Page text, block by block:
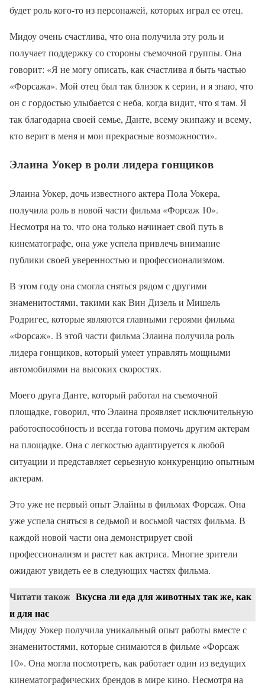
будет роль кого-то из персонажей, которых играл ее отец.
Мидоу очень счастлива, что она получила эту роль и
получает поддержку со стороны съемочной группы. Она
говорит: «Я не могу описать, как счастлива я быть частью
«Форсажа». Мой отец был так близок к серии, и я знаю, что
он с гордостью улыбается с неба, когда видит, что я там. Я
так благодарна своей семье, Данте, всему экипажу и всему,
кто верит в меня и мои прекрасные возможности».
Элаина Уокер в роли лидера гонщиков
Элаина Уокер, дочь известного актера Пола Уокера,
получила роль в новой части фильма «Форсаж 10».
Несмотря на то, что она только начинает свой путь в
кинематографе, она уже успела привлечь внимание
публики своей уверенностью и профессионализмом.
В этом году она смогла сняться рядом с другими
знаменитостями, такими как Вин Дизель и Мишель
Родригес, которые являются главными героями фильма
«Форсаж». В этой части фильма Элаина получила роль
лидера гонщиков, который умеет управлять мощными
автомобилями на высоких скоростях.
Моего друга Данте, который работал на съемочной
площадке, говорил, что Элаина проявляет исключительную
работоспособность и всегда готова помочь другим актерам
на площадке. Она с легкостью адаптируется к любой
ситуации и представляет серьезную конкуренцию опытным
актерам.
Это уже не первый опыт Элайны в фильмах Форсаж. Она
уже успела сняться в седьмой и восьмой частях фильма. В
каждой новой части она демонстрирует свой
профессионализм и растет как актриса. Многие зрители
ожидают увидеть ее в следующих частях фильма.
Читати також Вкусна ли еда для животных так же, как
и для нас
Мидоу Уокер получила уникальный опыт работы вместе с
знаменитостями, которые снимаются в фильме «Форсаж
10». Она могла посмотреть, как работает один из ведущих
кинематографических брендов в мире кино. Несмотря на